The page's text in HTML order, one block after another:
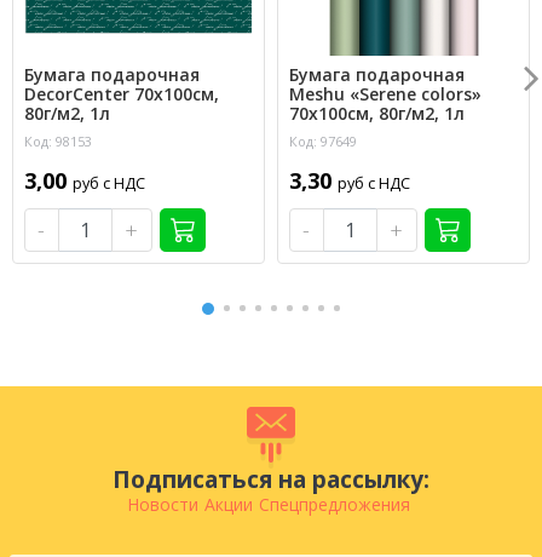
Бумага подарочная
DecorCenter 70х100см,
80г/м2, 1л
Код: 98153
3,00 руб с НДС
- +
Бумага подарочная
Meshu «Serene colors»
70х100см, 80г/м2, 1л
Код: 97649
3,30 руб с НДС
- +
Подписаться на рассылку:
Новости Акции Спецпредложения